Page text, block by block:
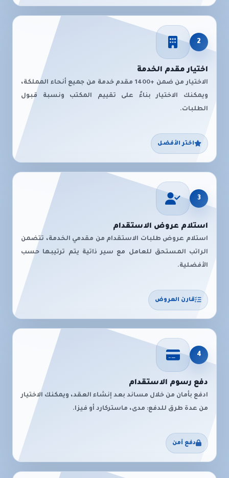
2
اختيار مقدم الخدمة
الاختيار من ضمن +1400 مقدم خدمة من جميع أنحاء المملكة،
ويمكنك الاختيار بناءً على تقييم المكتب ونسبة قبول
الطلبات.
اختر الأفضل
3
استلام عروض الاستقدام
استلام عروض طلبات الاستقدام من مقدمي الخدمة، تتضمن
الراتب المستحق للعامل مع سير ذاتية يتم ترتيبها حسب
الأفضلية.
قارن العروض
4
دفع رسوم الاستقدام
ادفع بأمان من خلال مساند بعد إنشاء العقد، ويمكنك الاختيار
من عدة طرق للدفع: مدى، ماستركارد أو فيزا.
دفع آمن